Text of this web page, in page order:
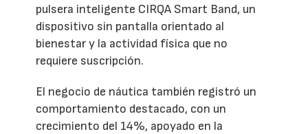
pulsera inteligente CIRQA Smart Band, un
dispositivo sin pantalla orientado al
bienestar y la actividad física que no
requiere suscripción.
El negocio de náutica también registró un
comportamiento destacado, con un
crecimiento del 14%, apoyado en la